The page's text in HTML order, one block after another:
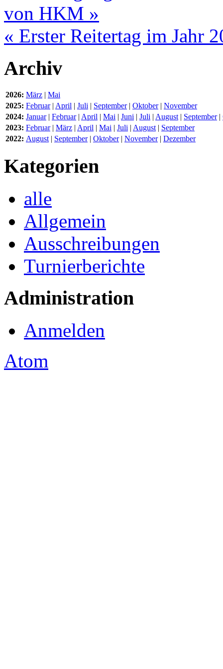
von HKM »
« Erster Reitertag im Jahr
Archiv
2026: März | Mai
2025: Februar| April | Juli | September| Oktober| November
2024: Januar| Februar| April | Mai | Juni | Juli | August | September|
2023: Februar| März | April | Mai | Juli | August | September
2022: August | September| Oktober| November| Dezember
Kategorien
alle
Allgemein
Ausschreibungen
Turnierberichte
Administration
Anmelden
Atom